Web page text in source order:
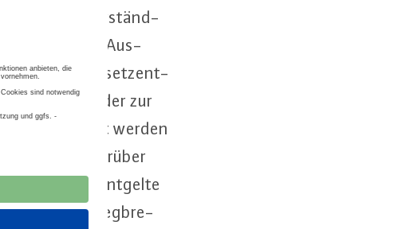
Völlig un­ver­ständ­
in den Aus­
aus dem Ge­setz­ent­
Energien, der zur
be­schleu­nigt werden
werden. Darüber
weg­bre­